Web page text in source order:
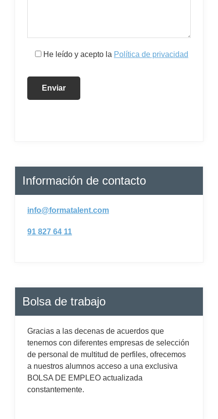
He leído y acepto la Política de privacidad
Información de contacto
info@formatalent.com
91 827 64 11
Bolsa de trabajo
Gracias a las decenas de acuerdos que
tenemos con diferentes empresas de selección
de personal de multitud de perfiles, ofrecemos
a nuestros alumnos acceso a una exclusiva
BOLSA DE EMPLEO actualizada
constantemente.